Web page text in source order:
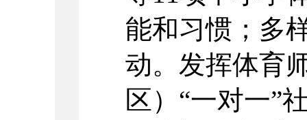
能和习惯；多
动。发挥体育
区）“一对一”